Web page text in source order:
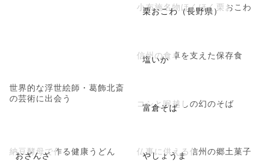
世界的な浮世絵師・葛飾北斎
の芸術に出会う
栗おこわ（長野県）
小布施名物ほくほく栗おこわ
塩いか
信州の食卓を支えた保存食
富倉そば
コシと喉越しの幻のそば
おざんざ
納豆酵母で作る健康うどん やしょうま
仏事に供える信州の郷土菓子